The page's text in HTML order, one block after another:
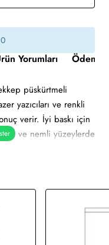
Yorumları Ödeme
püskürtmeli
yazıcıları ve renkli
verir. İyi baskı için
ve nemli yüzeylerde
atık kağıt, geri
dönüştürülebilir.
püskürtmeli
Soğuk ve nemli
görünen görsel